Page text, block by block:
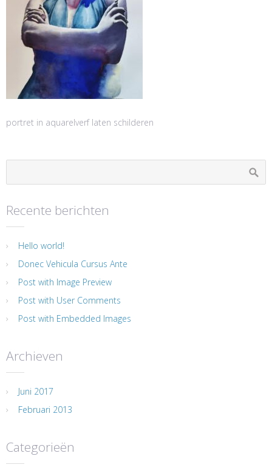
portret in aquarelverf laten schilderen
Recente berichten
Hello world!
Donec Vehicula Cursus Ante
Post with Image Preview
Post with User Comments
Post with Embedded Images
Archieven
Juni 2017
Februari 2013
Categorieën